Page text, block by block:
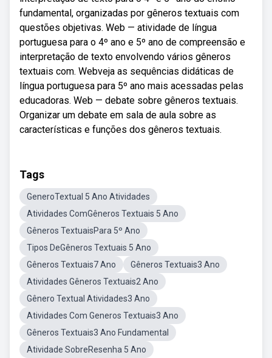
fundamental, organizadas por gêneros textuais com
questões objetivas. Web — atividade de língua
portuguesa para o 4º ano e 5º ano de compreensão e
interpretação de texto envolvendo vários gêneros
textuais com. Webveja as sequências didáticas de
língua portuguesa para 5º ano mais acessadas pelas
educadoras. Web — debate sobre gêneros textuais.
Organizar um debate em sala de aula sobre as
características e funções dos gêneros textuais.
Tags
GeneroTextual 5 Ano Atividades
Atividades ComGêneros Textuais 5 Ano
Gêneros TextuaisPara 5º Ano
Tipos DeGêneros Textuais 5 Ano
Gêneros Textuais7 Ano
Gêneros Textuais3 Ano
Atividades Gêneros Textuais2 Ano
Gênero Textual Atividades3 Ano
Atividades Com Generos Textuais3 Ano
Gêneros Textuais3 Ano Fundamental
Atividade SobreResenha 5 Ano